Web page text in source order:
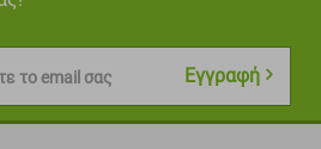
το email σας Εγγραφή